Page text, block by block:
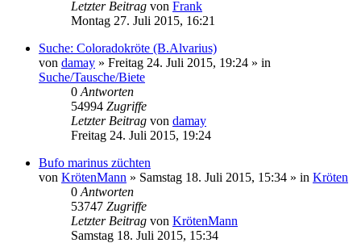
Letzter Beitrag von Frank
Montag 27. Juli 2015, 16:21
Suche: Coloradokröte (B.Alvarius)
von damay » Freitag 24. Juli 2015, 19:24 » in
Suche/Tausche/Biete
0 Antworten
54994 Zugriffe
Letzter Beitrag von damay
Freitag 24. Juli 2015, 19:24
Bufo marinus züchten
von KrötenMann » Samstag 18. Juli 2015, 15:34 » in Kröten
0 Antworten
53747 Zugriffe
Letzter Beitrag von KrötenMann
Samstag 18. Juli 2015, 15:34